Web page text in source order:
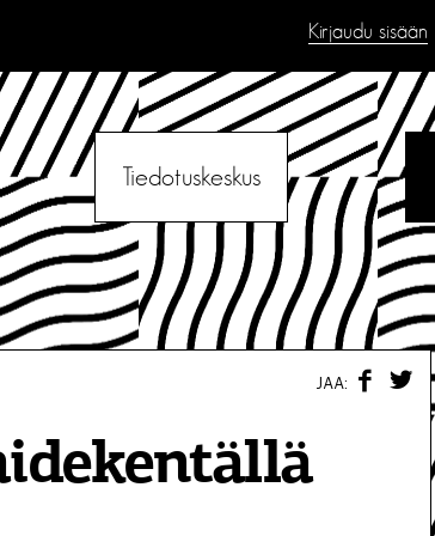
Kirjaudu sisään
Tiedotuskeskus
JAA:
F
W